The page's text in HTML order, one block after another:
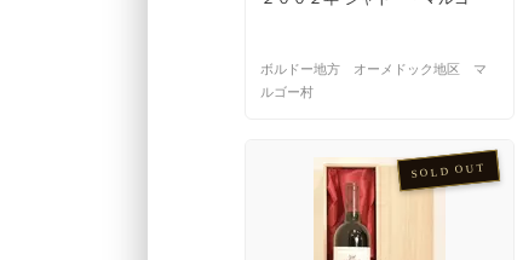
ボルドー地方 オーメドック地区 マ
ルゴー村
SOLD OUT